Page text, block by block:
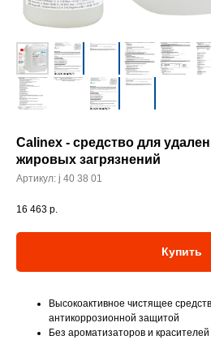
Calinex - cредство для
жировых загрязнений
Артикул: j 40 38 01
16 463 р.
Купить
Высокоактивное чистящее
антикоррозионной защитой
Без ароматизаторов и красителей